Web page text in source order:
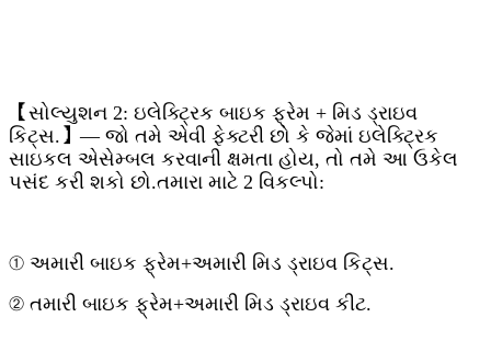
【સોલ્યુશન 2: ઇલેક્ટ્રિક બાઇક ફ્રેમ + મિડ ડ્રાઇવ
કિટ્સ.】— જો તમે એવી ફેક્ટરી છો કે જેમાં ઇલેક્ટ્રિક
સાઇકલ એસેમ્બલ કરવાની ક્ષમતા હોય, તો તમે આ ઉકેલ
પસંદ કરી શકો છો.તમારા માટે 2 વિકલ્પો:
① અમારી બાઇક ફ્રેમ+અમારી મિડ ડ્રાઇવ કિટ્સ.
② તમારી બાઇક ફ્રેમ+અમારી મિડ ડ્રાઇવ કીટ.